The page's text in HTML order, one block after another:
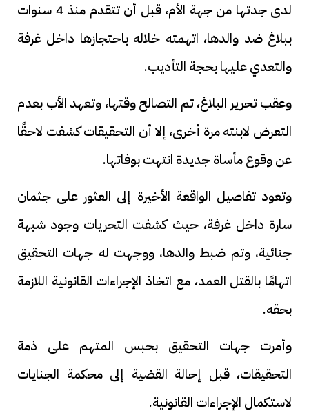
لدى جدتها من جهة الأم، قبل أن تتقدم منذ 4 سنوات
ببلاغ ضد والدها، اتهمته خلاله باحتجازها داخل غرفة
والتعدي عليها بحجة التأديب.
وعقب تحرير البلاغ، تم التصالح وقتها، وتعهد الأب بعدم
التعرض لابنته مرة أخرى، إلا أن التحقيقات كشفت لاحقًا
عن وقوع مأساة جديدة انتهت بوفاتها.
وتعود تفاصيل الواقعة الأخيرة إلى العثور على جثمان
سارة داخل غرفة، حيث كشفت التحريات وجود شبهة
جنائية، وتم ضبط والدها، ووجهت له جهات التحقيق
اتهامًا بالقتل العمد، مع اتخاذ الإجراءات القانونية اللازمة
بحقه.
وأمرت جهات التحقيق بحبس المتهم على ذمة
التحقيقات، قبل إحالة القضية إلى محكمة الجنايات
لاستكمال الإجراءات القانونية.